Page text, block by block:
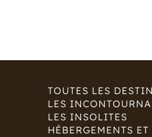
TOUTES LES
LES
LES INSOLITES
HÉBERGEMENTS